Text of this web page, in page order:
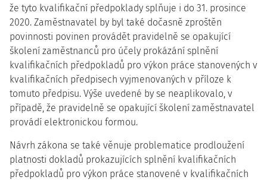
že tyto kvalifikační předpoklady splňuje i do 31. prosince
2020. Zaměstnavatel by byl také dočasně zproštěn
povinnosti povinen provádět pravidelně se opakující
školení zaměstnanců pro účely prokázání splnění
kvalifikačních předpokladů pro výkon práce stanovených v
kvalifikačních předpisech vyjmenovaných v příloze k
tomuto předpisu. Výše uvedené by se neaplikovalo, v
případě, že pravidelně se opakující školení zaměstnavatel
provádí elektronickou formou.
Návrh zákona se také věnuje problematice prodloužení
platnosti dokladů prokazujících splnění kvalifikačních
předpokladů pro výkon práce stanovené v kvalifikačních